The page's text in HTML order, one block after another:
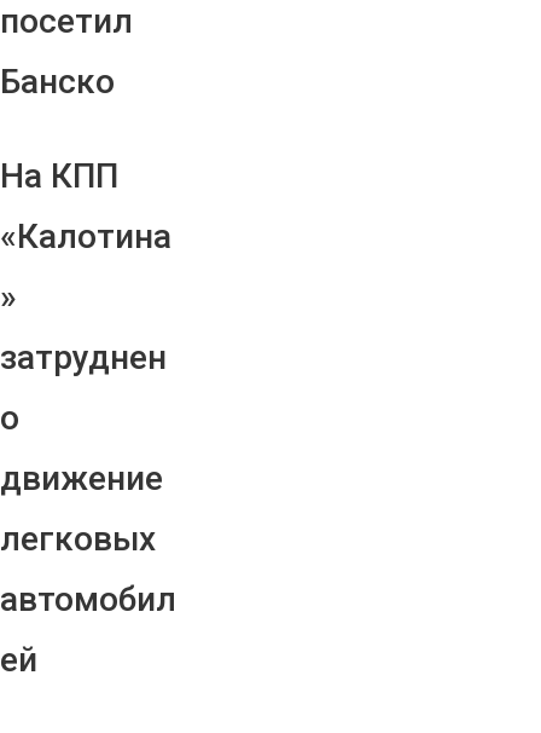
посетил
Банско
На КПП
«Калотина
»
затруднен
о
движение
легковых
автомобил
ей